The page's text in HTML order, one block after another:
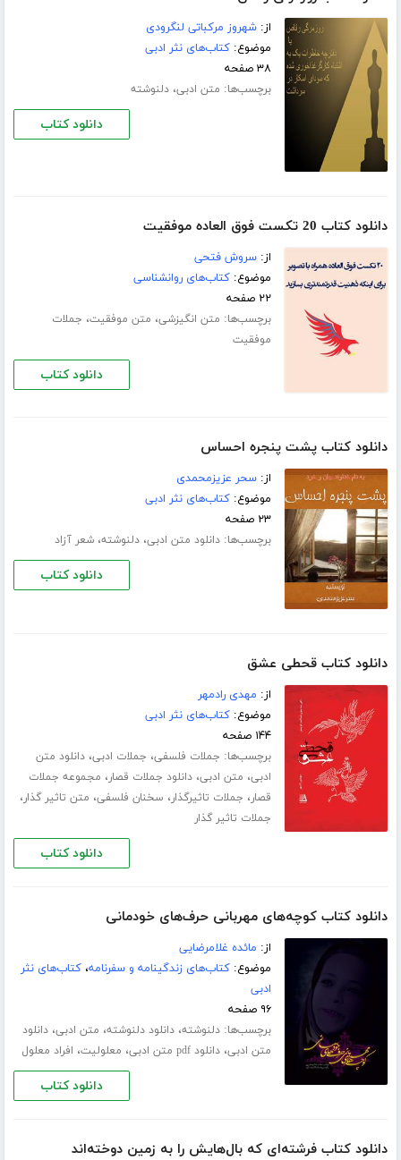
از:شهروز مرکباتی لنگرودی
موضوع:کتاب‌های نثر ادبی
۳۸ صفحه
برچسب‌ها: متن ادبی،دلنوشته
دانلود کتاب
دانلود کتاب 20 تکست فوق العاده موفقیت
از:سروش فتحی
موضوع:کتاب‌های روانشناسی
۲۲ صفحه
برچسب‌ها: متن انگیزشی، متن موفقیت، جملات
موفقیت
دانلود کتاب
دانلود کتاب پشت پنجره احساس
از:سحر عزیزمحمدی
موضوع:کتاب‌های نثر ادبی
۲۳ صفحه
برچسب‌ها:دانلود متن ادبی،دلنوشته،شعر آزاد
دانلود کتاب
دانلود کتاب قحطی عشق
از: مهدی رادمهر
موضوع:کتاب‌های نثر ادبی
۱۴۴ صفحه
برچسب‌ها: جملات فلسفی، جملات ادبی،دانلود متن
ادبی، متن ادبی،دانلود جملات قصار، مجموعه جملات
قصار، جملات تاثیرگذار، سخنان فلسفی، متن تاثیر گذار،
جملات تاثیر گذار
دانلود کتاب
دانلود کتاب کوچه‌های مهربانی حرف‌های خودمانی
از: مائده غلامرضایی
موضوع:کتاب‌های زندگینامه و سفرنامه،کتاب‌های نثر
ادبی
۹۶ صفحه
برچسب‌ها:دلنوشته،دانلود دلنوشته، متن ادبی،دانلود
متن ادبی،دانلود pdf متن ادبی ، معلولیت، افراد معلول
دانلود کتاب
دانلود کتاب فرشته‌ای که بال‌هایش را به زمین دوخته‌اند